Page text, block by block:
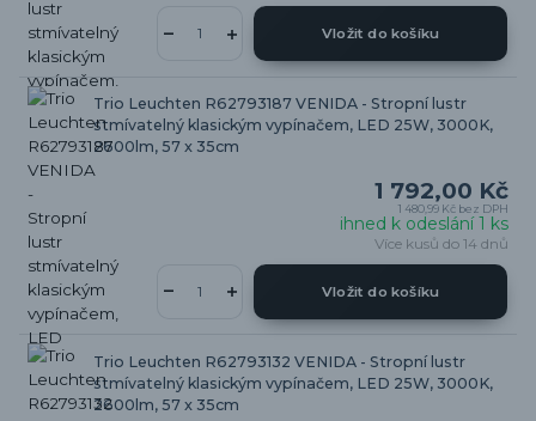
Vložit do košíku
Trio Leuchten R62793187 VENIDA - Stropní lustr
stmívatelný klasickým vypínačem, LED 25W, 3000K,
2600lm, 57 x 35cm
1 792,00 Kč
1 480,99 Kč bez DPH
ihned k odeslání 1 ks
Více kusů do 14 dnů
Vložit do košíku
Trio Leuchten R62793132 VENIDA - Stropní lustr
stmívatelný klasickým vypínačem, LED 25W, 3000K,
2600lm, 57 x 35cm